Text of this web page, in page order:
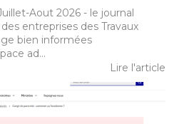
Aout 2026 - le journal
entreprises des Travaux
bien informées
ad...
Lire l'article